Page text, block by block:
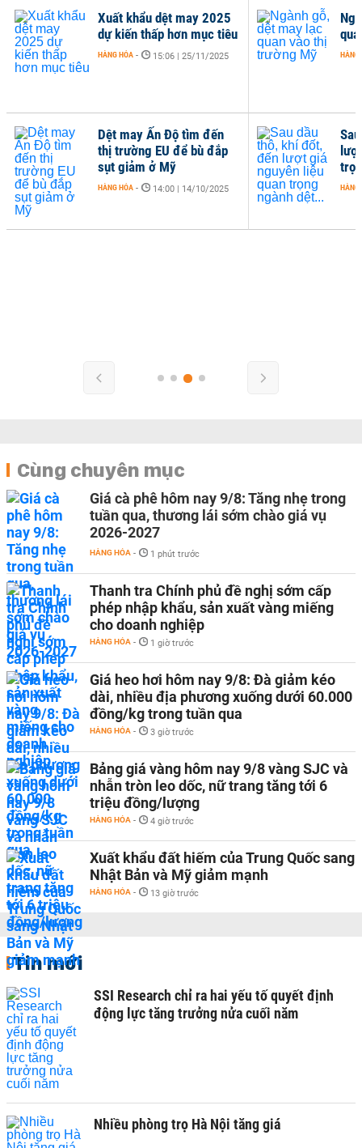
HÀNG
Xuất khẩu dệt may 2025
dự kiến thấp hơn mục tiêu
HÀNG HÓA - 15:06 | 25/11/2025
Dệt may Ấn Độ tìm đến
thị trường EU để bù đắp
sụt giảm ở Mỹ
HÀNG HÓA - 14:00 | 14/10/2025
HÀNG
Cùng chuyên mục
Giá cà phê hôm nay 9/8: Tăng nhẹ trong
tuần qua, thương lái sớm chào giá vụ
2026-2027
HÀNG HÓA - 1 phút trước
Thanh tra Chính phủ đề nghị sớm cấp
phép nhập khẩu, sản xuất vàng miếng
cho doanh nghiệp
HÀNG HÓA - 1 giờ trước
Giá heo hơi hôm nay 9/8: Đà giảm kéo
dài, nhiều địa phương xuống dưới 60.000
đồng/kg trong tuần qua
HÀNG HÓA - 3 giờ trước
Bảng giá vàng hôm nay 9/8 vàng SJC và
nhẫn tròn leo dốc, nữ trang tăng tới 6
triệu đồng/lượng
HÀNG HÓA - 4 giờ trước
Xuất khẩu đất hiếm của Trung Quốc sang
Nhật Bản và Mỹ giảm mạnh
HÀNG HÓA - 13 giờ trước
Tin mới
SSI Research chỉ ra hai yếu tố quyết định
động lực tăng trưởng nửa cuối năm
Nhiều phòng trọ Hà Nội tăng giá